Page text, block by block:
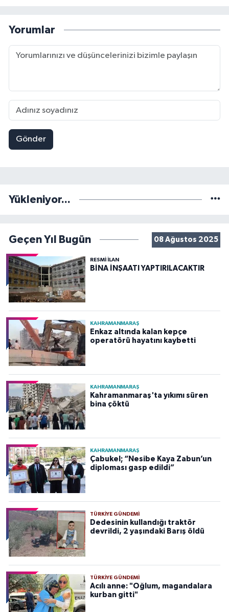
Yorumlar
Gönder
Yükleniyor...
Geçen Yıl Bugün 08 Ağustos 2025
RESMİ İLAN
BİNA İNŞAATI YAPTIRILACAKTIR
KAHRAMANMARAŞ
Enkaz altında kalan kepçe
operatörü hayatını kaybetti
KAHRAMANMARAŞ
Kahramanmaraş'ta yıkımı süren
bina çöktü
KAHRAMANMARAŞ
Çabukel; “Nesibe Kaya Zabun’un
diploması gasp edildi”
TÜRKIYE GÜNDEMI
Dedesinin kullandığı traktör
devrildi, 2 yaşındaki Barış öldü
TÜRKIYE GÜNDEMI
Acılı anne: "Oğlum, magandalara
kurban gitti"